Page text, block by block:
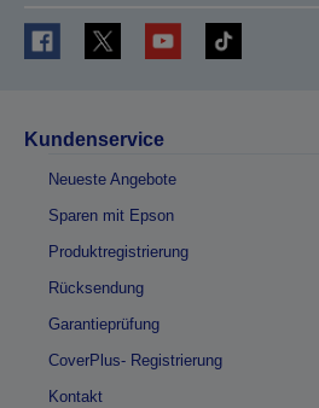
Kundenservice
Neueste Angebote
Sparen mit Epson
Produktregistrierung
Rücksendung
Garantieprüfung
CoverPlus- Registrierung
Kontakt